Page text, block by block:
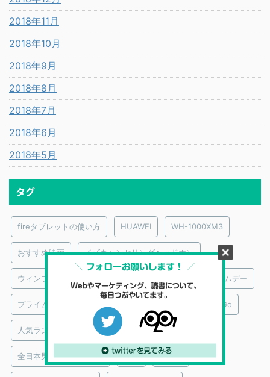
2018年11月
2018年10月
2018年9月
2018年8月
2018年7月
2018年6月
2018年5月
タグ
fireタブレットの使い方 HUAWEI WH-1000XM3
おすすめ映画 イズキャンセリングヘッドホン
ウィンブルドン2018 プライムデー
プライムビデオ｜おすすめ映画監督 メンタリストDaiGo
人気ランキング 俳優×プライムビデオ
全日本男子バレーボール 図解 大泉洋